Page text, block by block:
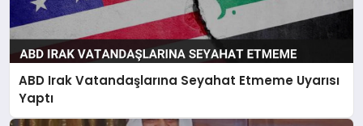
ABD Irak Vatandaşlarına Seyahat Etmeme Uyarısı
Yaptı